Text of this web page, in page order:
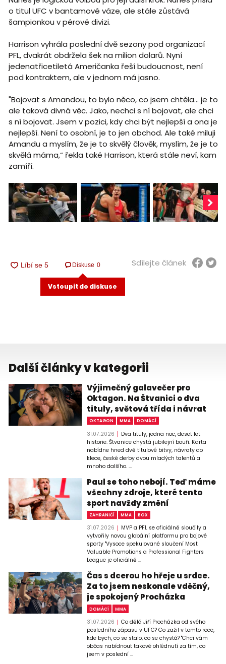
o titul UFC v bantamové váze, ale stále zůstává
šampionkou v pérové divizi.
Harrison vyhrála poslední dvě sezony pod organizací
PFL, dvakrát obdržela šek na milion dolarů. Nyní
jedenatřicetiletá Američanka řeší budoucnost, není
pod kontraktem, ale v jednom má jasno.
"Bojovat s Amandou, to bylo něco, co jsem chtěla… je to
ale taková divná věc. Jako, nechci s ní bojovat, ale chci
s ní bojovat. Jsem v pozici, kdy chci být nejlepší a ona je
nejlepší. Není to osobní, je to jen obchod. Ale také miluji
Amandu a myslím, že je to skvělý člověk, myslím, že je to
skvělá máma,“ řekla také Harrison, která stále neví, kam
zamíří.
Diskuse 0
Vstoupit do diskuse
Sdílejte článek
Další články v kategorii
Výjimečný galavečer pro
Oktagon. Na Štvanici o dva
tituly, světová třída i návrat
OKTAGON MMA DOMÁCÍ
31.07.2026
Dva tituly, jedna noc, deset let
historie. Štvanice chystá jubilejní bouři. Karta
nabídne hned dvě titulové bitvy, návraty do
klece, české derby dvou mladých talentů a
mnoho dalšího. ...
Paul se toho nebojí. Teď máme
všechny zdroje, které tento
sport navždy změní
ZAHRANIČÍ MMA BOX
31.07.2026
MVP a PFL se oficiálně sloučily a
vytvořily novou globální platformu pro bojové
sporty "Vysoce spekulované sloučení Most
Valuable Promotions a Professional Fighters
League je oficiálně ...
Čas s dcerou ho hřeje u srdce.
Za to jsem neskonale vděčný,
je spokojený Procházka
DOMÁCÍ MMA
31.07.2026
Co dělá Jiří Procházka od svého
posledního zápasu v UFC? Co zažil v tomto roce,
kde bych, co se stalo, co se chystá? "Chci vám
občas nabídnout takové ohlédnutí za tím, co
jsem v poslední ...